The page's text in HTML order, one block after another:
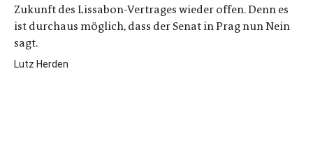
Zukunft des Lissabon-Vertrages wieder offen. Denn es
ist durchaus möglich, dass der Senat in Prag nun Nein
sagt.
Lutz Herden